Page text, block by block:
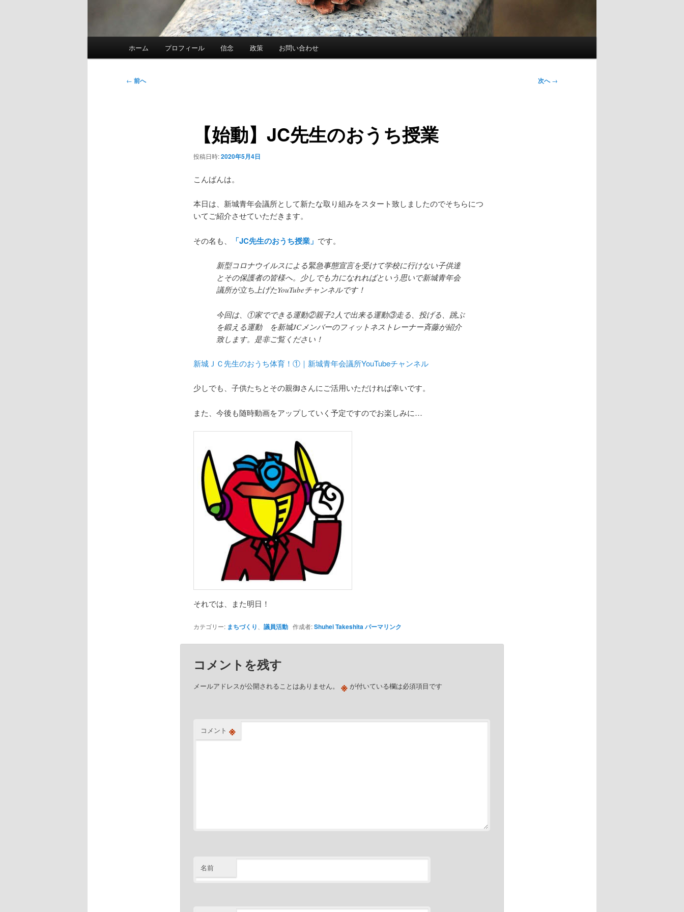
ホーム プロフィール 信念 政策 お問い合わせ
投
← 前へ 次へ→
【始動】JC先生のおうち授業
投稿日時:2020年5月4日
こんばんは。
本日は、新城青年会議所として新たな取り組みをスタート致しましたのでそちらにつ
いてご紹介させていただきます。
その名も、 「JC先生のおうち授業」 です。
新型コロナウイルスによる緊急事態宣言を受けて学校に行けない子供達
とその保護者の皆様へ。少しでも力になれればという思いで新城青年会
議所が立ち上げたYouTubeチャンネルです！
今回は、①家でできる運動②親子2人で出来る運動③走る、投げる、跳ぶ
を鍛える運動 を新城JCメンバーのフィットネストレーナー斉藤が紹介
致します。是非ご覧ください！
新城ＪＣ先生のおうち体育！①｜新城青年会議所YouTubeチャンネル
少しでも、子供たちとその親御さんにご活用いただければ幸いです。
また、今後も随時動画をアップしていく予定ですのでお楽しみに…
それでは、また明日！
カテゴリー: まちづくり、 議員活動作成者:Shuhei Takeshitaパーマリンク
コメントを残す
メールアドレスが公開されることはありません。 ※が付いている欄は必須項目です
コメント ※
名前